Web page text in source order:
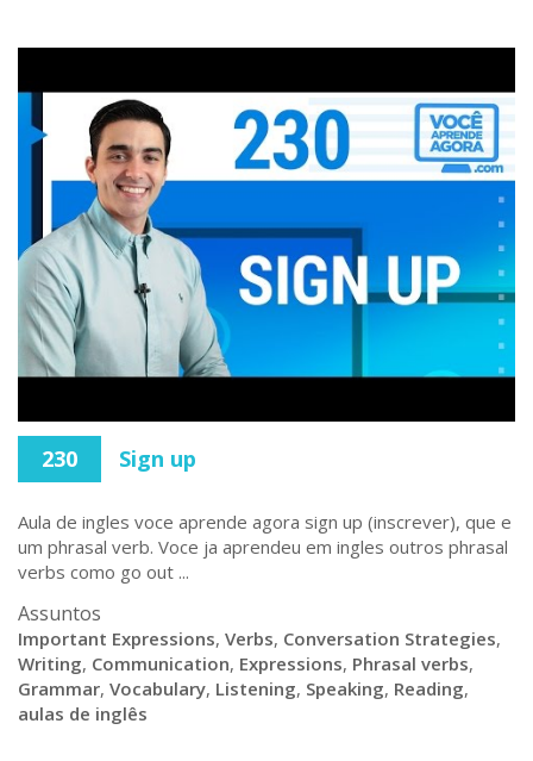
230 Sign up
Aula de ingles voce aprende agora sign up (inscrever), que e
um phrasal verb. Voce ja aprendeu em ingles outros phrasal
verbs como go out ...
Assuntos
Important Expressions, Verbs, Conversation Strategies,
Writing, Communication, Expressions, Phrasal verbs,
Grammar, Vocabulary, Listening, Speaking, Reading,
aulas de inglês